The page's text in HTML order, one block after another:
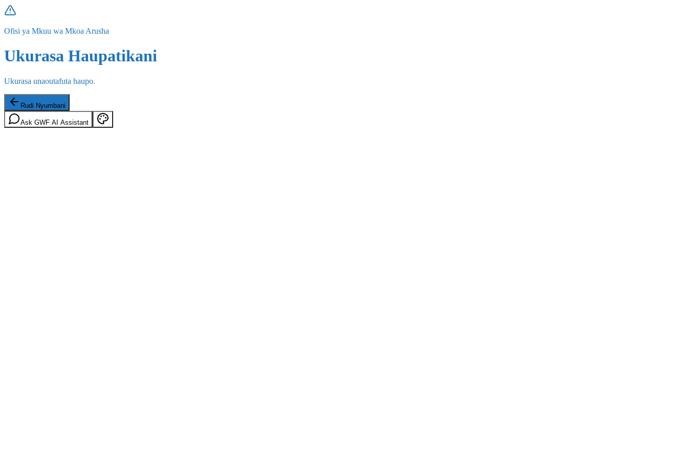
Ofisi ya Mkuu wa Mkoa Arusha
Ukurasa Haupatikani
Ukurasa unaoutafuta haupo.
Rudi Nyumbani
Ask GWF AI Assistant